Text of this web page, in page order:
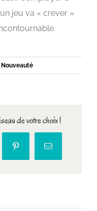
jeu va « crever »
Nouveauté
de votre choix !
Pinterest Email